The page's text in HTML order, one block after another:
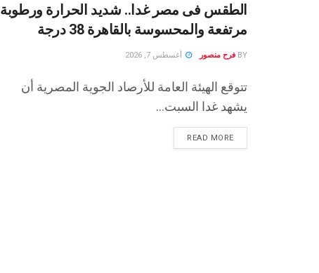
الطقس فى مصر غدا.. شديد الحرارة ورطوبة
مرتفعة والمحسوسة بالقاهرة 38 درجة
BY فرح منصور أغسطس 7, 2026
تتوقع الهيئة العامة للأرصاد الجوية المصرية أن
يشهد غدا السبت...
READ MORE